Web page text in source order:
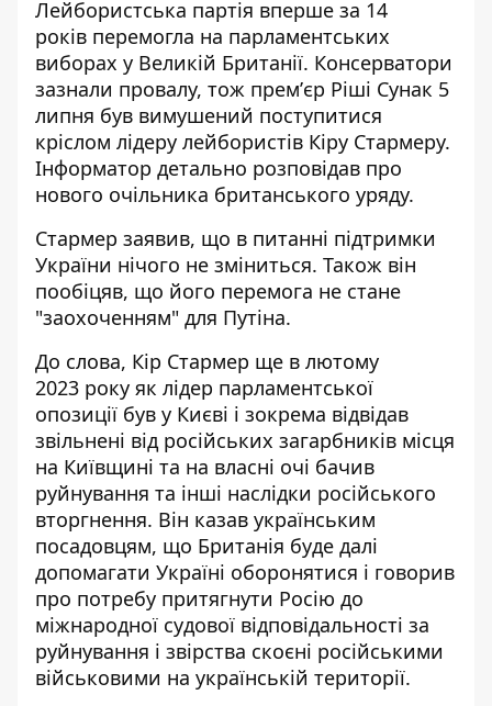
Лейбористська партія вперше за 14
років перемогла на парламентських
виборах у Великій Британії. Консерватори
зазнали провалу, тож премʼєр Ріші Сунак 5
липня був вимушений поступитися
кріслом лідеру лейбористів Кіру Стармеру.
Інформатор детально розповідав про
нового очільника британського уряду.
Стармер заявив, що в питанні підтримки
України нічого не зміниться. Також він
пообіцяв, що його перемога не стане
"заохоченням" для Путіна.
До слова, Кір Стармер ще в лютому
2023 року як лідер парламентської
опозиції був у Києві і зокрема відвідав
звільнені від російських загарбників місця
на Київщині та на власні очі бачив
руйнування та інші наслідки російського
вторгнення. Він казав українським
посадовцям, що Британія буде далі
допомагати Україні оборонятися і говорив
про потребу притягнути Росію до
міжнародної судової відповідальності за
руйнування і звірства скоєні російськими
військовими на українській території.